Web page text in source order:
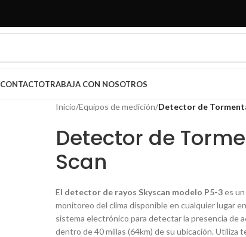
CONTACTOTRABAJA CON NOSOTROS
Inicio/Equipos de medición/Detector de
Detector de
Scan
El detector de rayos Skyscan modelo P5-3es un
monitoreo del clima disponible en cualquier lugar
sistema electrónico para detectar la presencia de
dentro de 40 millas (64km) de su ubicación. Utiliza